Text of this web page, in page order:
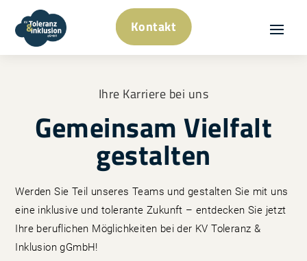
Kontakt
Ihre Karriere bei uns
Gemeinsam Vielfalt
gestalten
Werden Sie Teil unseres Teams und gestalten Sie mit uns
eine inklusive und tolerante Zukunft – entdecken Sie jetzt
Ihre beruflichen Möglichkeiten bei der KV Toleranz &
Inklusion gGmbH!